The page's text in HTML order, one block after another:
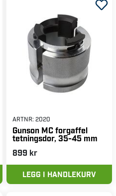
ARTNR: 2020
Gunson MC forgaffel
tetningsdor, 35-45 mm
899 kr
LEGG I HANDLEKURV